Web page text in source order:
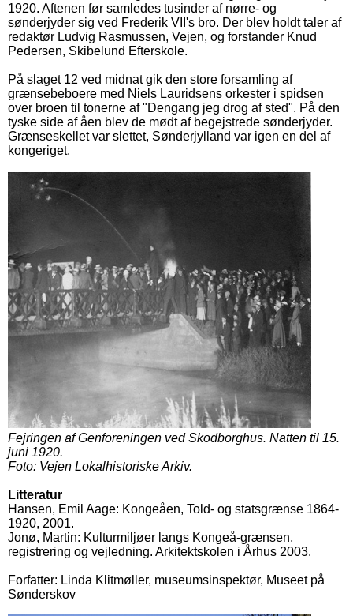
1920. Aftenen før samledes tusinder af nørre- og
sønderjyder sig ved Frederik VII's bro. Der blev holdt taler af
redaktør Ludvig Rasmussen, Vejen, og forstander Knud
Pedersen, Skibelund Efterskole.
På slaget 12 ved midnat gik den store forsamling af
grænsebeboere med Niels Lauridsens orkester i spidsen
over broen til tonerne af "Dengang jeg drog af sted". På den
tyske side af åen blev de mødt af begejstrede sønderjyder.
Grænseskellet var slettet, Sønderjylland var igen en del af
kongeriget.
Fejringen af Genforeningen ved Skodborghus. Natten til 15.
juni 1920.
Foto: Vejen Lokalhistoriske Arkiv.
Litteratur
Hansen, Emil Aage: Kongeåen, Told- og statsgrænse 1864-
1920, 2001.
Jonø, Martin: Kulturmiljøer langs Kongeå-grænsen,
registrering og vejledning. Arkitektskolen i Århus 2003.
Forfatter: Linda Klitmøller, museumsinspektør, Museet på
Sønderskov